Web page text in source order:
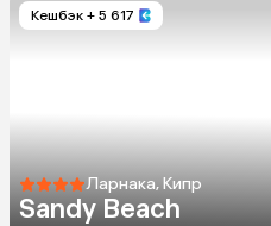
Кешбэк + 5 617
Ларнака, Кипр
Sandy Beach